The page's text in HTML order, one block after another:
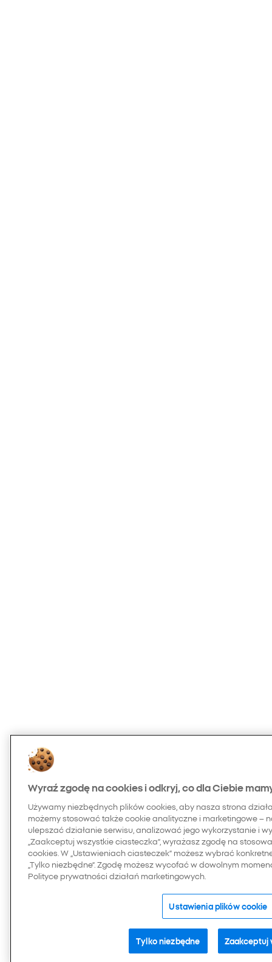
Wyraź zgodę na cookies i odkryj, co dla Ciebie
Używamy niezbędnych plików cookies, aby nasza strona
możemy stosować także cookie analityczne i marketingowe –
ulepszać działanie serwisu, analizować jego wykorzystanie i
„Zaakceptuj wszystkie ciasteczka”, wyrażasz zgodę na
cookies. W „Ustawieniach ciasteczek” możesz wybrać
„Tylko niezbędne”. Zgodę możesz wycofać w dowolnym
Polityce prywatności działań marketingowych.
Ustawienia plików cookie
Tylko niezbędne Zaakceptuj